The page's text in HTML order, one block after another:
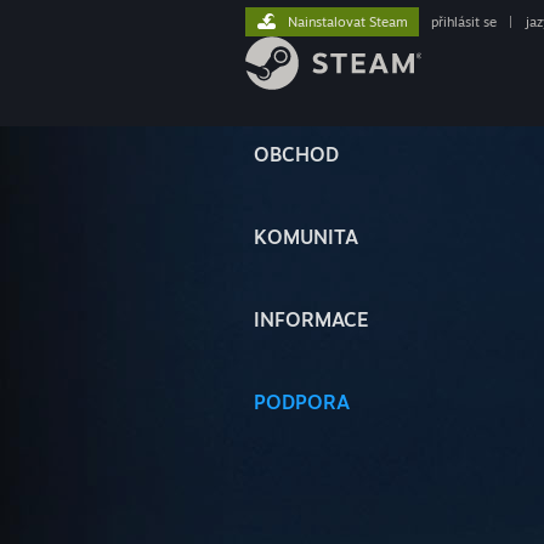
OBCHOD
KOMUNITA
INFORMACE
PODPORA
Nainstalovat Steam přihlásit se